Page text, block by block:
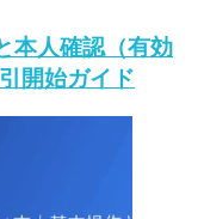
本人確認（有効
開始ガイド